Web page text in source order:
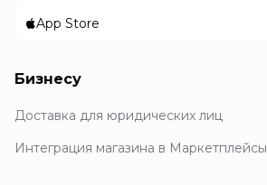
App Store
Бизнесу
Доставка для юридических лиц
Интеграция магазина в Маркетплейсы